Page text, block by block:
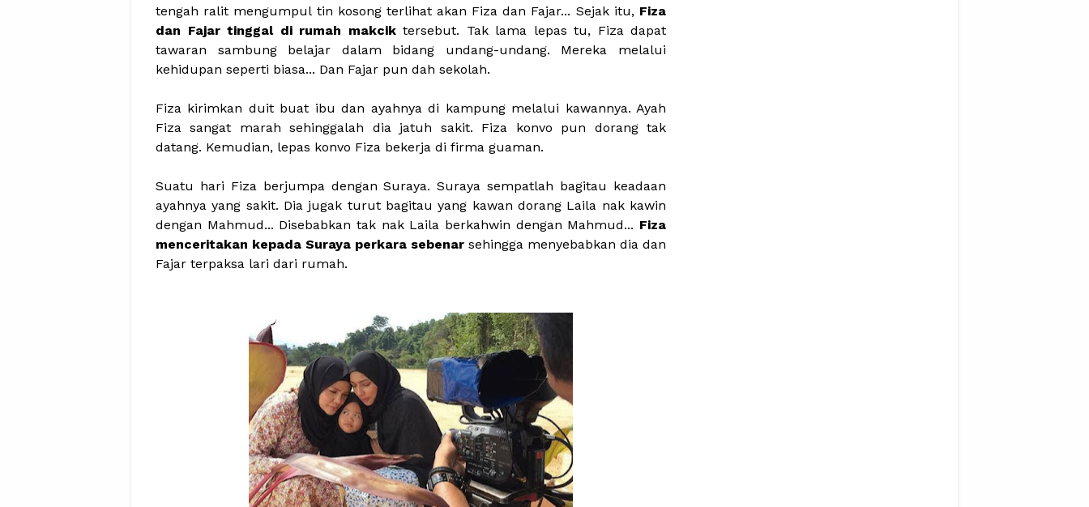
tengah ralit mengumpul tin kosong terlihat akan Fiza dan Fajar... Sejak itu, Fiza
dan Fajar tinggal di rumah makcik tersebut. Tak lama lepas tu, Fiza dapat
tawaran sambung belajar dalam bidang undang-undang. Mereka melalui
kehidupan seperti biasa... Dan Fajar pun dah sekolah.
Fiza kirimkan duit buat ibu dan ayahnya di kampung melalui kawannya. Ayah
Fiza sangat marah sehinggalah dia jatuh sakit. Fiza konvo pun dorang tak
datang. Kemudian, lepas konvo Fiza bekerja di firma guaman.
Suatu hari Fiza berjumpa dengan Suraya. Suraya sempatlah bagitau keadaan
ayahnya yang sakit. Dia jugak turut bagitau yang kawan dorang Laila nak kawin
dengan Mahmud... Disebabkan tak nak Laila berkahwin dengan Mahmud... Fiza
menceritakan kepada Suraya perkara sebenar sehingga menyebabkan dia dan
Fajar terpaksa lari dari rumah.